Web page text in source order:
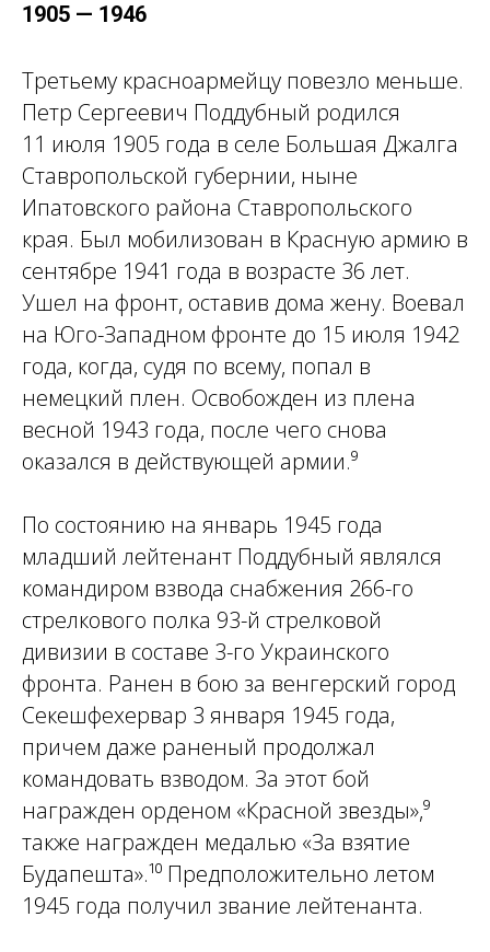
1905 — 1946
Третьему красноармейцу повезло меньше.
Петр Сергеевич Поддубный родился
11 июля 1905 года в селе Большая Джалга
Ставропольской губернии, ныне
Ипатовского района Ставропольского
края. Был мобилизован в Красную армию в
сентябре 1941 года в возрасте 36 лет.
Ушел на фронт, оставив дома жену. Воевал
на Юго-Западном фронте до 15 июля 1942
года, когда, судя по всему, попал в
немецкий плен. Освобожден из плена
весной 1943 года, после чего снова
оказался в действующей армии.⁹
По состоянию на январь 1945 года
младший лейтенант Поддубный являлся
командиром взвода снабжения 266-го
стрелкового полка 93-й стрелковой
дивизии в составе 3-го Украинского
фронта. Ранен в бою за венгерский город
Секешфехервар 3 января 1945 года,
причем даже раненый продолжал
командовать взводом. За этот бой
награжден орденом «Красной звезды»,⁹
также награжден медалью «За взятие
Будапешта».¹⁰ Предположительно летом
1945 года получил звание лейтенанта.